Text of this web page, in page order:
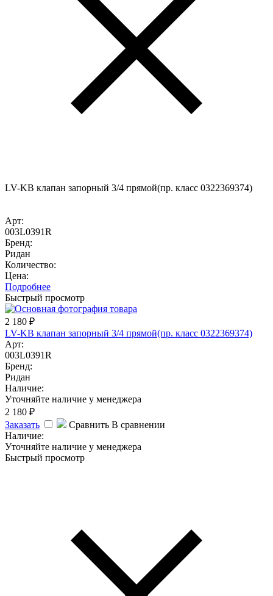
LV-KB клапан запорный 3/4 прямой(пр. класс 0322369374)
Арт:
003L0391R
Бренд:
Ридан
Количество:
Цена:
Подробнее
Быстрый просмотр
2 180 ₽
LV-KB клапан запорный 3/4 прямой(пр. класс 0322369374)
Арт:
003L0391R
Бренд:
Ридан
Наличие:
Уточняйте наличие у менеджера
2 180 ₽
Заказать
Сравнить В сравнении
Наличие:
Уточняйте наличие у менеджера
Быстрый просмотр